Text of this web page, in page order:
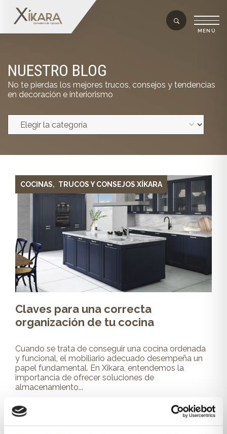
NUESTRO BLOG
No te pierdas los mejores trucos, consejos y tendencias
en decoración e interiorismo
COCINAS, TRUCOS Y CONSEJOS XÍKARA
Claves para una correcta
organización de tu cocina
Cuando se trata de conseguir una cocina ordenada
y funcional, el mobiliario adecuado desempeña un
papel fundamental. En Xikara, entendemos la
importancia de ofrecer soluciones de
almacenamiento...
Leer más